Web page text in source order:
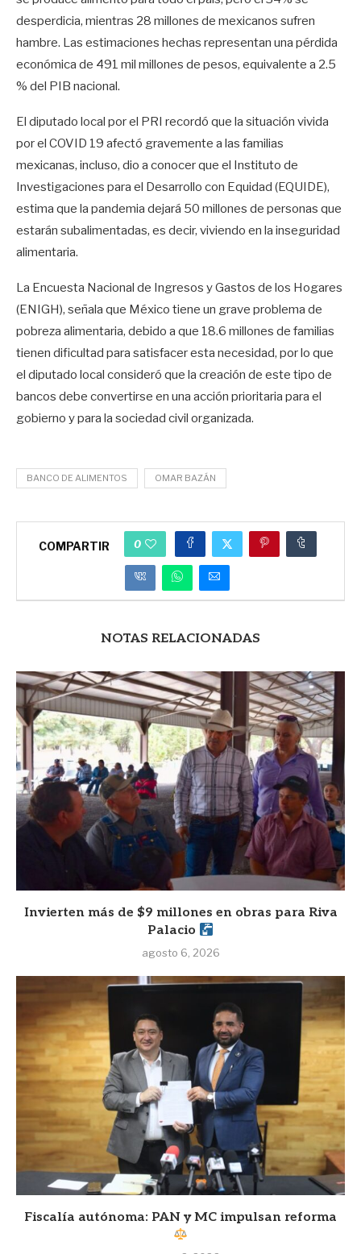
desperdicia, mientras 28 millones de mexicanos sufren
hambre. Las estimaciones hechas representan una pérdida
económica de 491 mil millones de pesos, equivalente a 2.5
% del PIB nacional.
El diputado local por el PRI recordó que la situación vivida
por el COVID 19 afectó gravemente a las familias
mexicanas, incluso, dio a conocer que el Instituto de
Investigaciones para el Desarrollo con Equidad (EQUIDE),
estima que la pandemia dejará 50 millones de personas que
estarán subalimentadas, es decir, viviendo en la inseguridad
alimentaria.
La Encuesta Nacional de Ingresos y Gastos de los Hogares
(ENIGH), señala que México tiene un grave problema de
pobreza alimentaria, debido a que 18.6 millones de familias
tienen dificultad para satisfacer esta necesidad, por lo que
el diputado local consideró que la creación de este tipo de
bancos debe convertirse en una acción prioritaria para el
gobierno y para la sociedad civil organizada.
BANCO DE ALIMENTOS OMAR BAZÁN
COMPARTIR 0
NOTAS RELACIONADAS
Invierten más de $9 millones en obras para Riva
Palacio
agosto 6, 2026
Fiscalía autónoma: PAN y MC impulsan reforma